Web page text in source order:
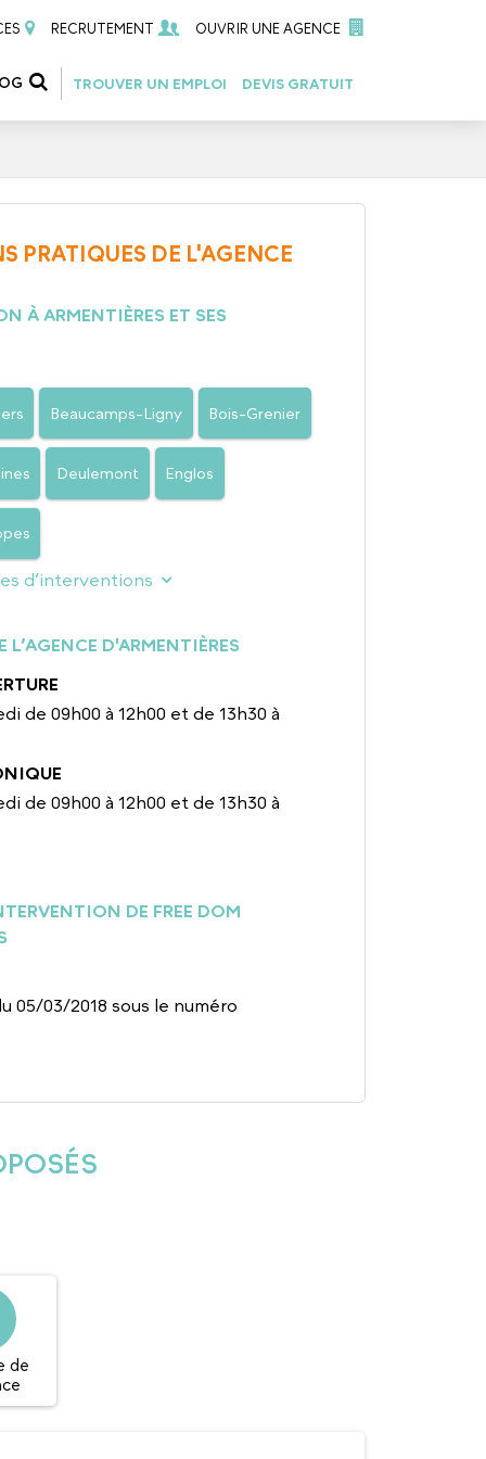
RECRUTEMENT OUVRIR UNE AGENCE
TROUVER UN EMPLOI DEVIS GRATUIT
PRATIQUES DE L'AGENCE
À ARMENTIÈRES ET SES
Beaucamps-Ligny Bois-Grenier
Deulemont Englos
d’interventions
L’AGENCE D'ARMENTIÈRES
de 09h00 à 12h00 et de 13h30 à
de 09h00 à 12h00 et de 13h30 à
DE FREE DOM
05/03/2018 sous le numéro
de